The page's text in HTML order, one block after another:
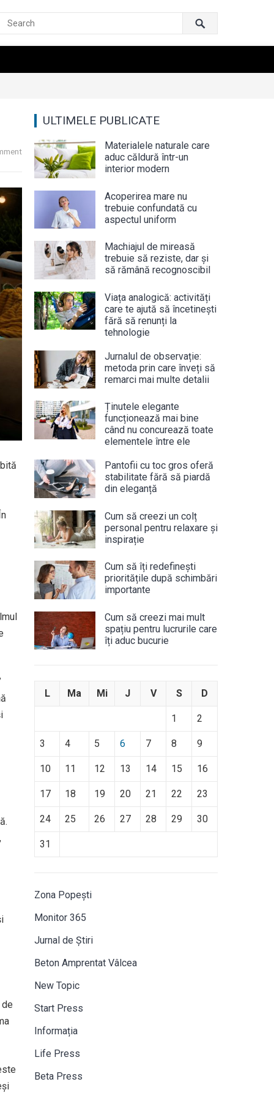
ULTIMELE PUBLICATE
Materialele naturale care
aduc căldură într-un
interior modern
Acoperirea mare nu
trebuie confundată cu
aspectul uniform
Machiajul de mireasă
trebuie să reziste, dar și
să rămână recognoscibil
Viața analogică: activități
care te ajută să încetinești
fără să renunți la
tehnologie
Jurnalul de observație:
metoda prin care înveți să
remarci mai multe detalii
Ținutele elegante
funcționează mai bine
când nu concurează toate
elementele între ele
Pantofii cu toc gros oferă
stabilitate fără să piardă
din eleganță
Cum să creezi un colț
personal pentru relaxare și
inspirație
Cum să îți redefinești
prioritățile după schimbări
importante
Cum să creezi mai mult
spațiu pentru lucrurile care
îți aduc bucurie
L Ma Mi J V S D
1 2
3 4 5 6 7 8 9
10 11 12 13 14 15 16
17 18 19 20 21 22 23
24 25 26 27 28 29 30
31
Zona Popești
Monitor 365
Jurnal de Știri
Beton Amprentat Vâlcea
New Topic
Start Press
Informația
Life Press
Beta Press